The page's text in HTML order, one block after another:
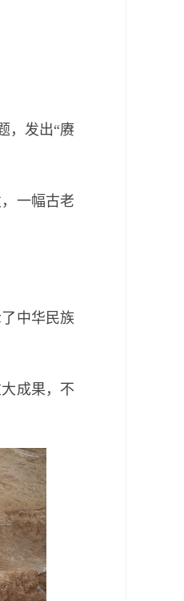
，发出“赓
一幅古老
中华民族
成果，不